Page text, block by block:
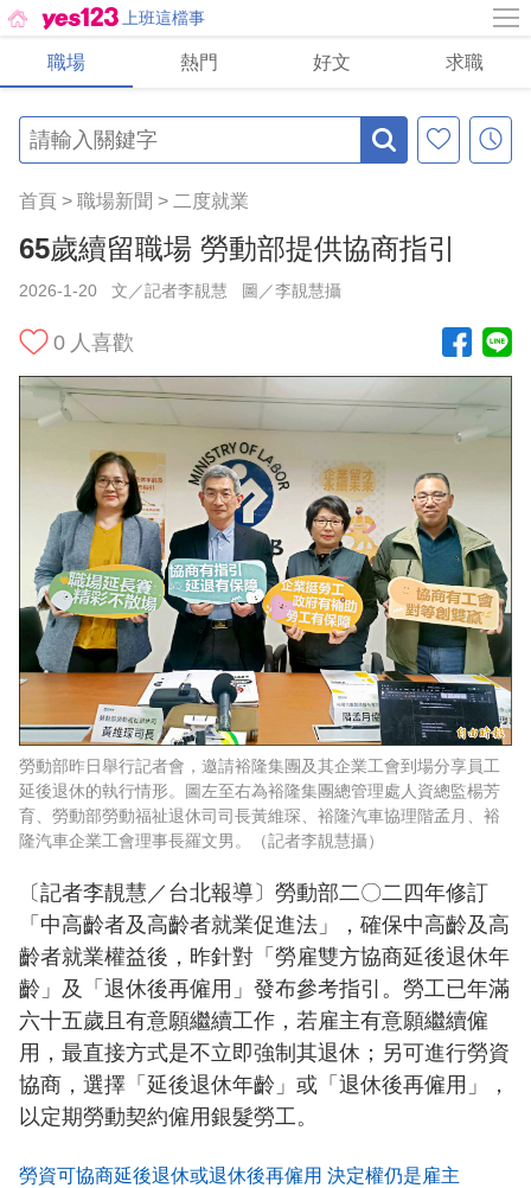
上班這檔事
職場 熱門 好文 求職
首頁 > 職場新聞 > 二度就業
65歲續留職場 勞動部提供協商指引
2026-1-20 文／記者李靚慧 圖／李靚慧攝
0 人喜歡
勞動部昨日舉行記者會，邀請裕隆集團及其企業工會到場分享員工
延後退休的執行情形。圖左至右為裕隆集團總管理處人資總監楊芳
育、勞動部勞動福祉退休司司長黃維琛、裕隆汽車協理階孟月、裕
隆汽車企業工會理事長羅文男。（記者李靚慧攝）
〔記者李靚慧／台北報導〕勞動部二〇二四年修訂
「中高齡者及高齡者就業促進法」，確保中高齡及高
齡者就業權益後，昨針對「勞雇雙方協商延後退休年
齡」及「退休後再僱用」發布參考指引。勞工已年滿
六十五歲且有意願繼續工作，若雇主有意願繼續僱
用，最直接方式是不立即強制其退休；另可進行勞資
協商，選擇「延後退休年齡」或「退休後再僱用」，
以定期勞動契約僱用銀髮勞工。
勞資可協商延後退休或退休後再僱用 決定權仍是雇主